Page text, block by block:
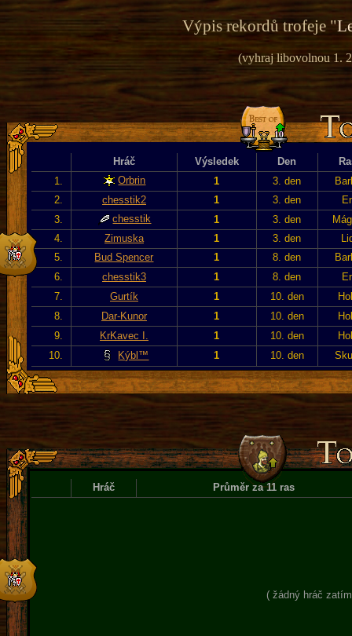
Výpis rekordů trofeje "
(vyhraj libovolnou 1.
Hráč Výsledek Den
1.
Orbrin 1 3. den
2.
chesstik2 1 3. den
3.
chesstik 1 3. den
4.
Zimuska 1 3. den
5.
Bud Spencer 1 8. den
6.
chesstik3 1 8. den
7.
Gurtík 1 10. den
8.
Dar-Kunor 1 10. den
9.
KrKavec I. 1 10. den
10.
Kýbl™ 1 10. den
Hráč Průměr za 11 ras
( žádný hráč